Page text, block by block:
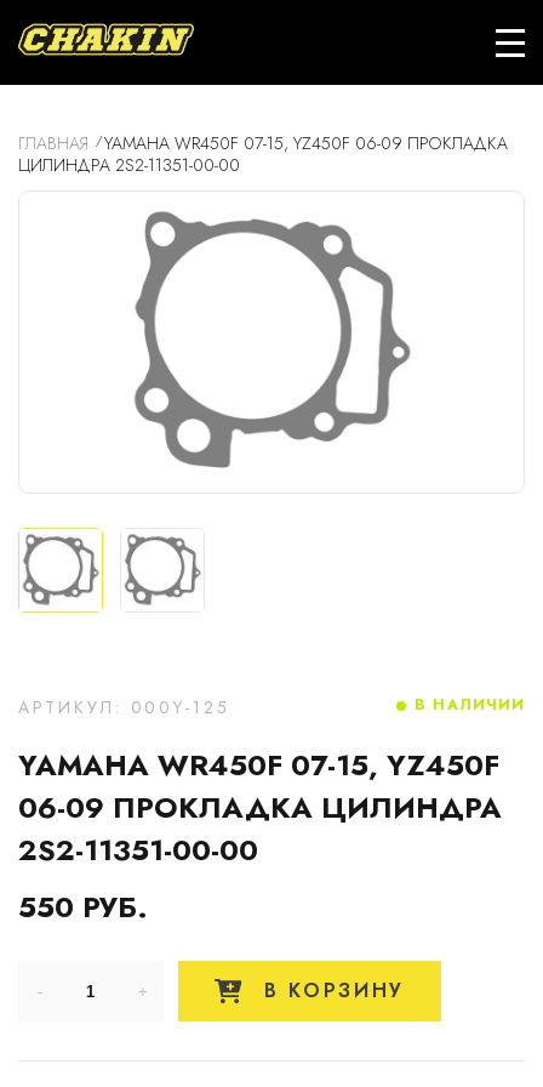
ГЛАВНАЯ
YAMAHA WR450F 07-15, YZ450F 06-09 ПРОКЛАДКА
ЦИЛИНДРА 2S2-11351-00-00
АРТИКУЛ: 000Y-125
YAMAHA WR450F 07-15, YZ450F
06-09 ПРОКЛАДКА ЦИЛИНДРА
2S2-11351-00-00
550 РУБ.
В НАЛИЧИИ
В КОРЗИНУ